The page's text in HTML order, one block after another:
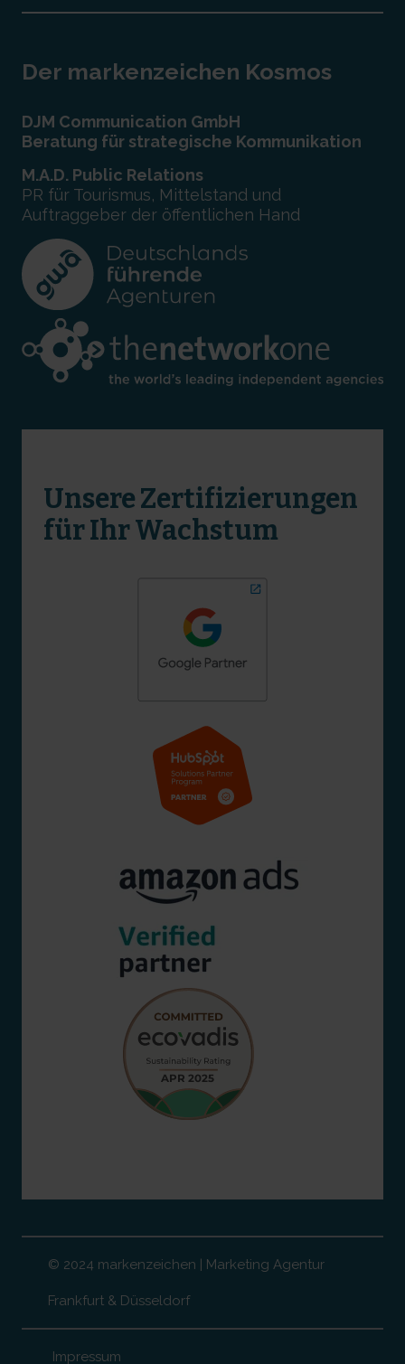
Der markenzeichen Kosmos
DJM Communication GmbH
Beratung für strategische Kommunikation
M.A.D. Public Relations
PR für Tourismus, Mittelstand und
Auftraggeber der öffentlichen Hand
Unsere Zertifizierungen
für Ihr Wachstum
© 2024 markenzeichen | Marketing Agentur
Frankfurt & Düsseldorf
Impressum